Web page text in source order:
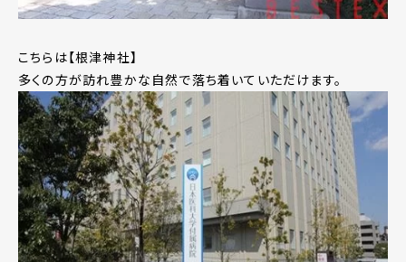
こちらは【根津神社】
多くの方が訪れ豊かな自然で落ち着いていただけます。